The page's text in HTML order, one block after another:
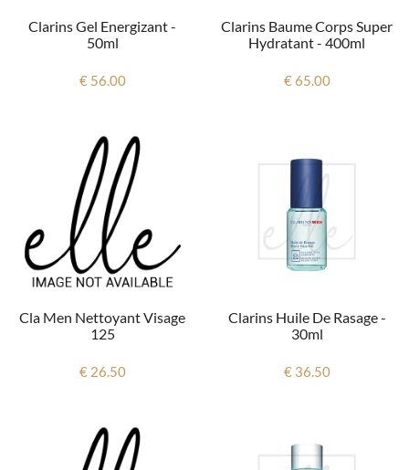
Clarins Gel Energizant -
50ml
€ 56.00
Clarins Baume Corps Super
Hydratant - 400ml
€ 65.00
Cla Men Nettoyant Visage
125
€ 26.50
Clarins Huile De Rasage -
30ml
€ 36.50